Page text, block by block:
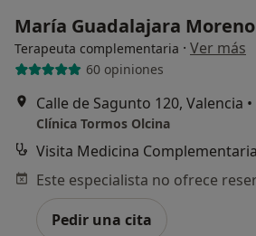
María Guadalajara Moreno
Terapeuta complementaria · Ver más
60 opiniones
Calle de Sagunto 120, Valencia •
Clínica Tormos Olcina
Pedir una cita